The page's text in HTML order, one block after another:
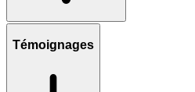
Témoignages